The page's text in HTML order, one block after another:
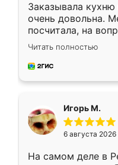
Заказывала кухню
очень довольна.
посчитала, на
Замерщик приехал
делу со всей
за день, ребята
Читать полностью
Игорь М.
6 августа 2026
На самом деле в